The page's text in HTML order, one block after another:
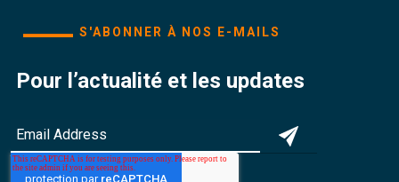
S'ABONNER À NOS E-MAILS
Pour l’actualité et les updates